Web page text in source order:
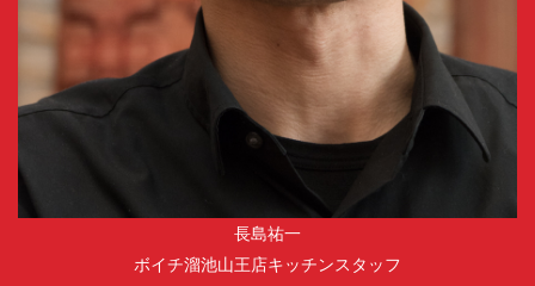
長島祐一
ボイチ溜池山王店キッチンスタッフ